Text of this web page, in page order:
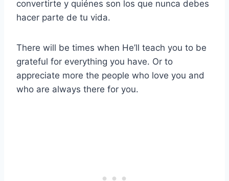
convertirte y quiénes son los que nunca debes
hacer parte de tu vida.
There will be times when He’ll teach you to be
grateful for everything you have. Or to
appreciate more the people who love you and
who are always there for you.